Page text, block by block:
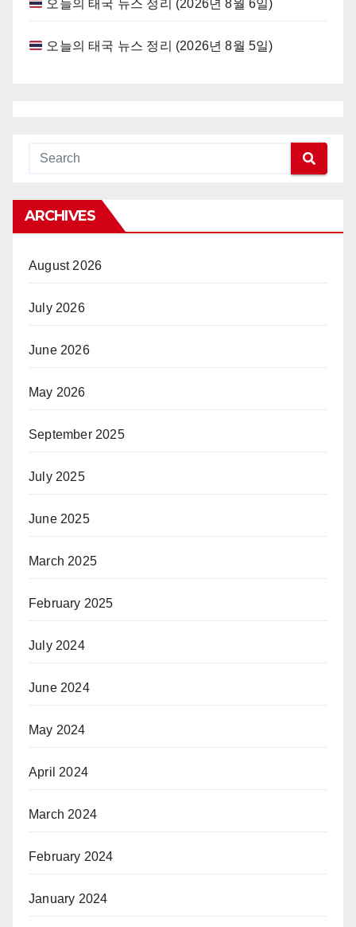
오늘의 태국 뉴스 정리 (2026년 8월 6일)
오늘의 태국 뉴스 정리 (2026년 8월 5일)
ARCHIVES
August 2026
July 2026
June 2026
May 2026
September 2025
July 2025
June 2025
March 2025
February 2025
July 2024
June 2024
May 2024
April 2024
March 2024
February 2024
January 2024